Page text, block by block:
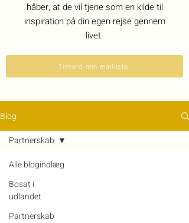
håber, at de vil tjene som en kilde til
inspiration på din egen rejse gennem
livet.
Tilmeld min mailliste
Blog
Alle blogindlæg
Bosat i
udlandet
Partnerskab
Partnerskab